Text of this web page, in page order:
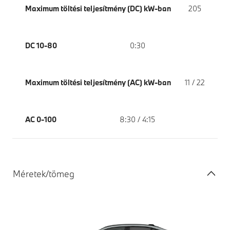
Maximum töltési teljesítmény (DC) kW-ban 205
DC 10-80 0:30
Maximum töltési teljesítmény (AC) kW-ban 11 / 22
AC 0-100 8:30 / 4:15
Méretek/tömeg